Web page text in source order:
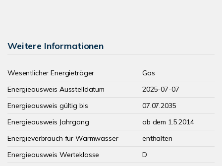
Weitere Informationen
Wesentlicher Energieträger
Gas
Energieausweis Ausstelldatum
2025-07-07
Energieausweis gültig bis
07.07.2035
Energieausweis Jahrgang
ab dem 1.5.2014
Energieverbrauch für Warmwasser
enthalten
Energieausweis Werteklasse
D